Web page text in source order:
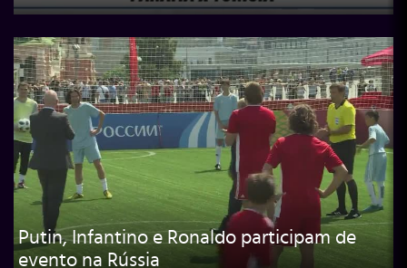
Putin, Infantino e Ronaldo participam de
evento na Rússia